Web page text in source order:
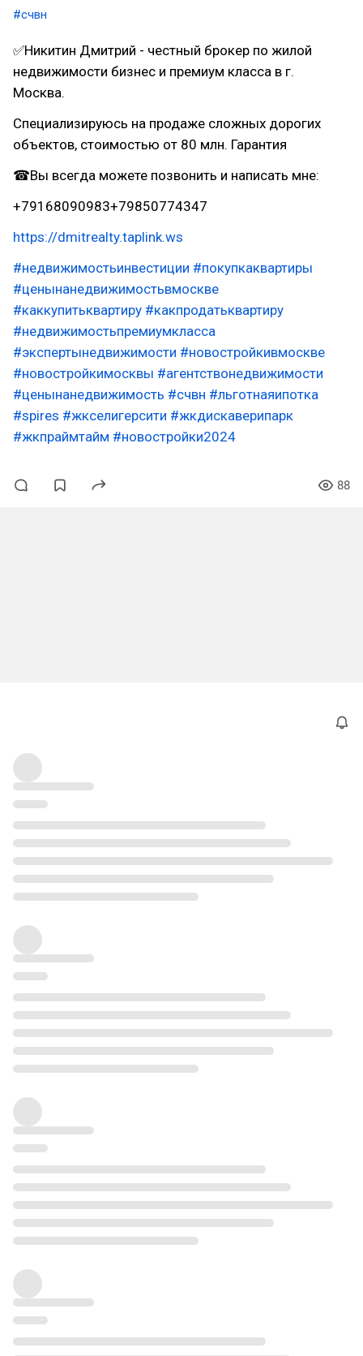
#счвн
✅Никитин Дмитрий - честный брокер по жилой
недвижимости бизнес и премиум класса в г.
Москва.
Специализируюсь на продаже сложных дорогих
объектов, стоимостью от 80 млн. Гарантия
☎Вы всегда можете позвонить и написать мне:
+79168090983+79850774347
https://dmitrealty.taplink.ws
#недвижимостьинвестиции #покупкаквартиры
#ценынанедвижимостьвмоскве
#каккупитьквартиру #какпродатьквартиру
#недвижимостьпремиумкласса
#экспертынедвижимости #новостройкивмоскве
#новостройкимосквы #агентствонедвижимости
#ценынанедвижимость #счвн #льготнаяипотка
#spires #жкселигерсити #жкдискаверипарк
#жкпраймтайм #новостройки2024
88